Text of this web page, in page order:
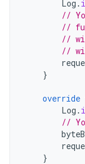
Log . i
//
//
//
//
}
override
Log . i
//
}